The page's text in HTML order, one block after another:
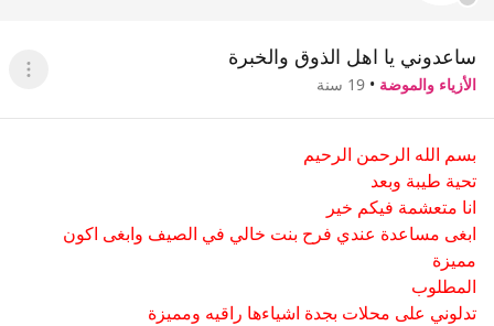
ساعدوني يا اهل الذوق والخبرة
الأزياء والموضة • 19 سنة عرض
بسم الله الرحمن الرحيم
تحية طيبة وبعد
انا متعشمة فيكم خير
ابغى مساعدة عندي فرح بنت خالي في الصيف وابغى اكون
مميزة
المطلوب
تدلوني على محلات بجدة اشياءها راقيه ومميزة